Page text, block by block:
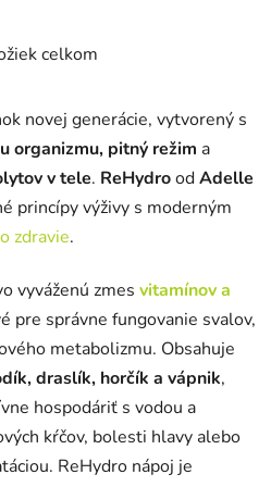
O
l
d
a
c
i
p
r
v
k
y
v
ý
p
i
celkom
novej generácie, vytvorený s
organizmu, pitný režim a
v tele. ReHydroodAdelle
princípy výživy s moderným
zdravie.
vyváženú zmes vitamínov a
pre správne fungovanie svalov,
metabolizmu. Obsahuje
draslík, horčík a vápnik,
hospodáriť s vodou a
kŕčov, bolesti hlavy alebo
ReHydro nápoj je